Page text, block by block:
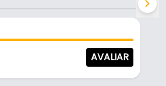
AVALIAR